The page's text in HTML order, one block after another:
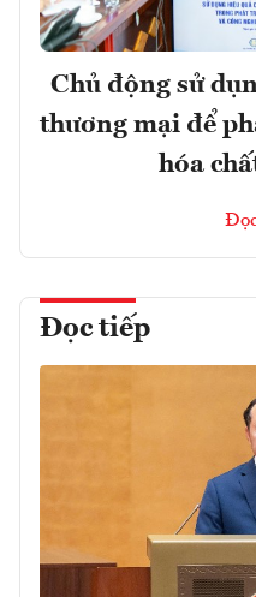
Chủ động sử
thương mại để
hóa
Đọc tiếp